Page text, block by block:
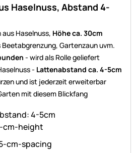
Haselnuss, Abstand 4-
Haselnuss, Höhe ca. 30cm
Gartenzaun uvm.
- wird als Rolle geliefert
- Lattenabstand ca. 4-5cm
und ist jederzeit erweiterbar
mit diesem Blickfang
4-5cm